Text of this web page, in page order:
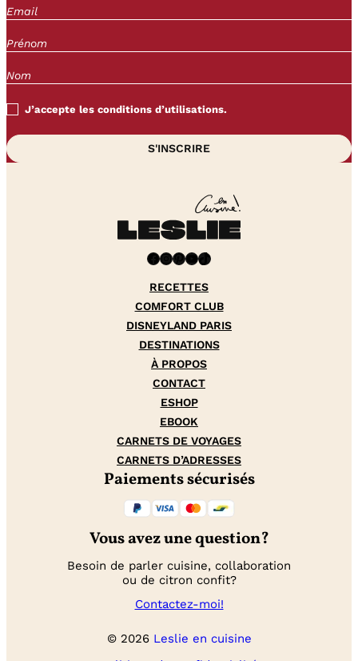
J’accepte les conditions d’utilisations.
Facebook InstagramPinterest YouTube TikTok
RECETTES
COMFORT CLUB
DISNEYLAND PARIS
DESTINATIONS
À PROPOS
CONTACT
ESHOP
EBOOK
CARNETS DE VOYAGES
CARNETS D’ADRESSES
Paiements sécurisés
Vous avez une question?
Besoin de parler cuisine, collaboration
ou de citron confit?
Contactez-moi!
© 2026 Leslie en cuisine